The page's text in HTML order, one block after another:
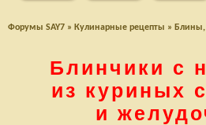
Форумы SAY7 » Кулинарные рецепты »
Блинчики с
из куриных
и